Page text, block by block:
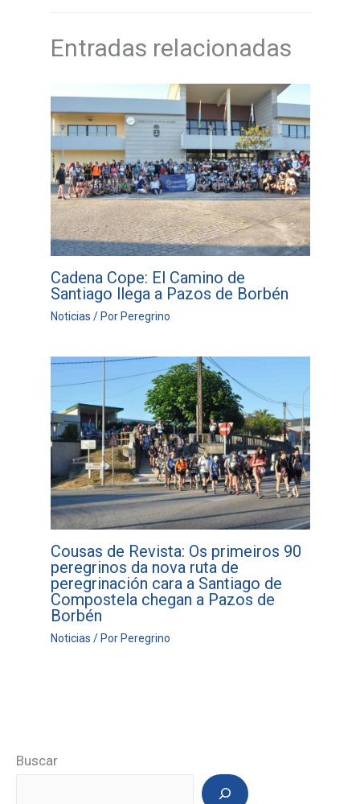
Entradas relacionadas
Cadena Cope: El Camino de
Santiago llega a Pazos de Borbén
Noticias / Por Peregrino
Cousas de Revista: Os primeiros 90
peregrinos da nova ruta de
peregrinación cara a Santiago de
Compostela chegan a Pazos de
Borbén
Noticias / Por Peregrino
Buscar